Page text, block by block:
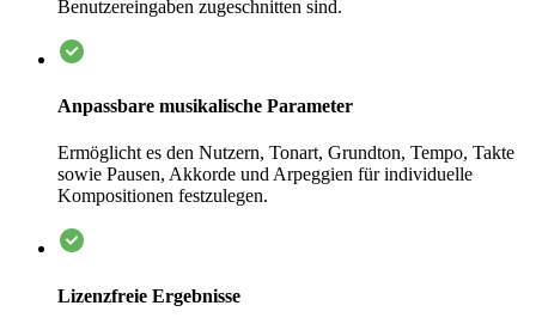
Benutzereingaben zugeschnitten sind.
Anpassbare musikalische Parameter
Ermöglicht es den Nutzern, Tonart, Grundton, Tempo, Takte
sowie Pausen, Akkorde und Arpeggien für individuelle
Kompositionen festzulegen.
Lizenzfreie Ergebnisse